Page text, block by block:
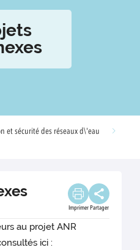
et sécurité des réseaux d\'eau
Imprimer Partager
au projet ANR
ici :